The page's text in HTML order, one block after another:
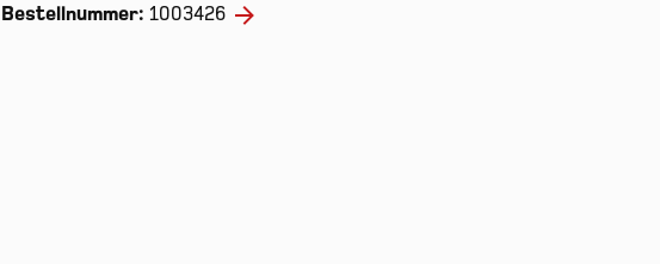
Bestellnummer: 1003426